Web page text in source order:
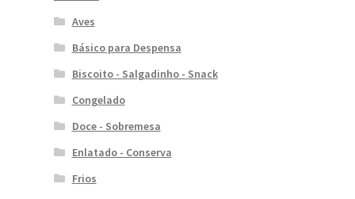
Aves
Básico para Despensa
Biscoito - Salgadinho - Snack
Congelado
Doce - Sobremesa
Enlatado - Conserva
Frios